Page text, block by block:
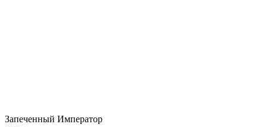
Запеченный Император